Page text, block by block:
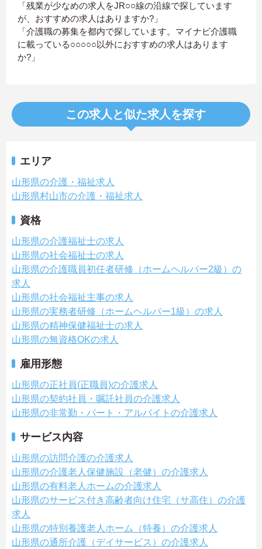
「残業が少なめの求人をJR○○線の沿線で探しています
が、おすすめの求人はありますか?」
「介護職の募集を都内で探しています。マイナビ介護職
に載っている○○○○○以外におすすめの求人はあります
か?」
この求人と似た求人を探す
エリア
山形県の介護・福祉求人
山形県村山市の介護・福祉求人
資格
山形県の介護福祉士の求人
山形県の社会福祉士の求人
山形県の介護職員初任者研修（ホームヘルパー2級）の
求人
山形県の社会福祉主事の求人
山形県の実務者研修（ホームヘルパー1級）の求人
山形県の精神保健福祉士の求人
山形県の無資格OKの求人
雇用形態
山形県の正社員(正職員)の介護求人
山形県の契約社員・嘱託社員の介護求人
山形県の非常勤・パート・アルバイトの介護求人
サービス内容
山形県の訪問介護の介護求人
山形県の介護老人保健施設（老健）の介護求人
山形県の有料老人ホームの介護求人
山形県のサービス付き高齢者向け住宅（サ高住）の介護
求人
山形県の特別養護老人ホーム（特養）の介護求人
山形県の通所介護（デイサービス）の介護求人